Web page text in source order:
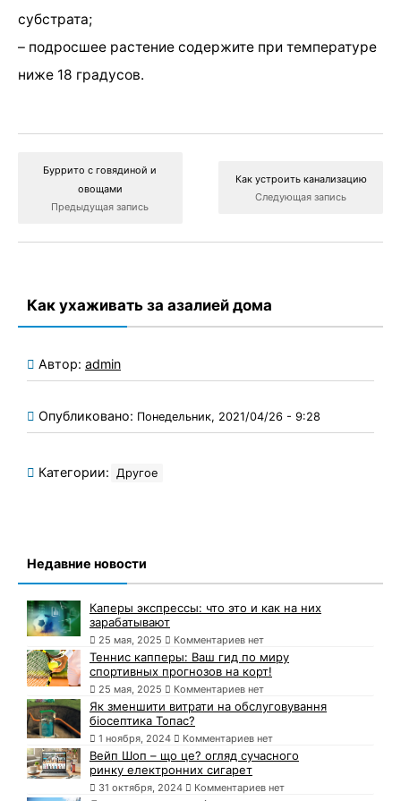
субстрата;
– подросшее растение содержите при температуре
ниже 18 градусов.
Буррито с говядиной и
овощами
Предыдущая запись
Как устроить канализацию
Следующая запись
Как ухаживать за азалией дома
Автор: admin
Опубликовано: Понедельник, 2021/04/26 - 9:28
Категории: Другое
Недавние новости
Каперы экспрессы: что это и как на них
зарабатывают
25 мая, 2025 Комментариев нет
Теннис капперы: Ваш гид по миру
спортивных прогнозов на корт!
25 мая, 2025 Комментариев нет
Як зменшити витрати на обслуговування
біосептика Топас?
1 ноября, 2024 Комментариев нет
Вейп Шоп – що це? огляд сучасного
ринку електронних сигарет
31 октября, 2024 Комментариев нет